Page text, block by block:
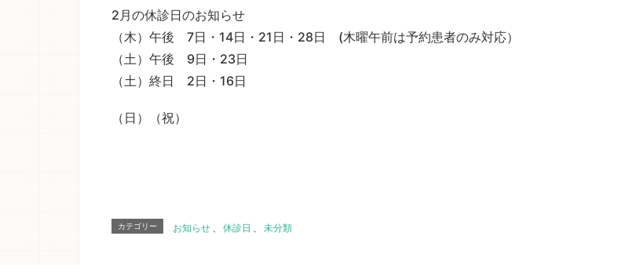
2月の休診日のお知らせ
（木）午後 7日・14日・21日・28日 (木曜午前は予約患者のみ対応）
（土）午後 9日・23日
（土）終日 2日・16日
（日）（祝）
カテゴリー お知らせ 休診日 未分類